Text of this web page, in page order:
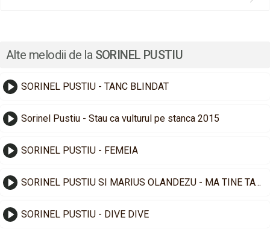
Alte melodii de la SORINEL PUSTIU
SORINEL PUSTIU - TANC BLINDAT
Sorinel Pustiu - Stau ca vulturul pe stanca 2015
SORINEL PUSTIU - FEMEIA
SORINEL PUSTIU SI MARIUS OLANDEZU - MA TINE TATA CA SEFUL
SORINEL PUSTIU - DIVE DIVE